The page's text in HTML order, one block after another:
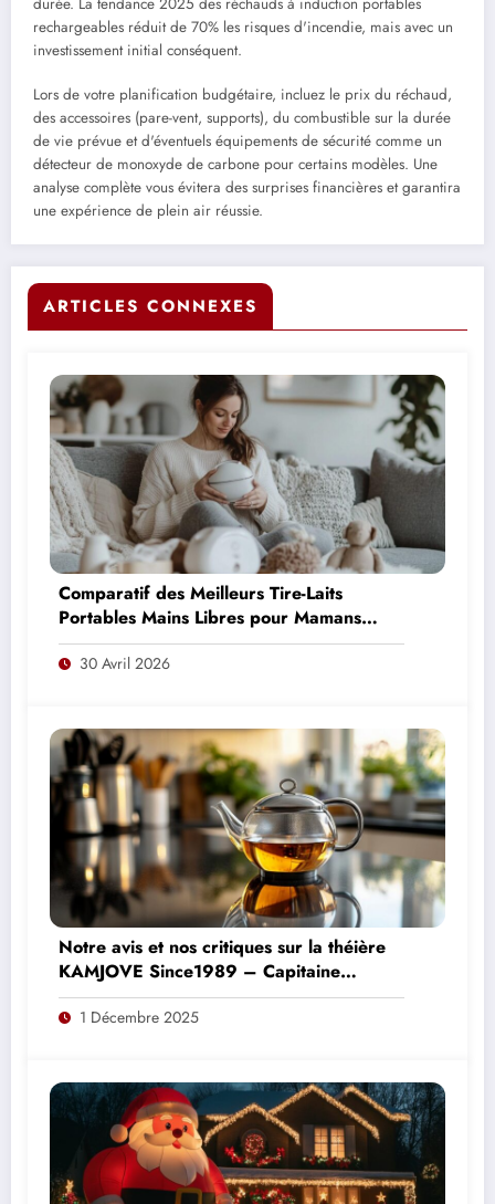
rechargeables réduit de 70% les risques d'incendie, mais avec un
investissement initial conséquent.
Lors de votre planification budgétaire, incluez le prix du réchaud,
des accessoires (pare-vent, supports), du combustible sur la durée
de vie prévue et d'éventuels équipements de sécurité comme un
détecteur de monoxyde de carbone pour certains modèles. Une
analyse complète vous évitera des surprises financières et garantira
une expérience de plein air réussie.
ARTICLES CONNEXES
Comparatif des Meilleurs Tire-Laits
Portables Mains Libres pour Mamans
Actives : Top 4 des Modèles de 2026
30 Avril 2026
Notre avis et nos critiques sur la théière
KAMJOVE Since1989 – Capitaine
Télétravail : du thé blanc au thé noir,
notre retour d’expérience complet
1 Décembre 2025